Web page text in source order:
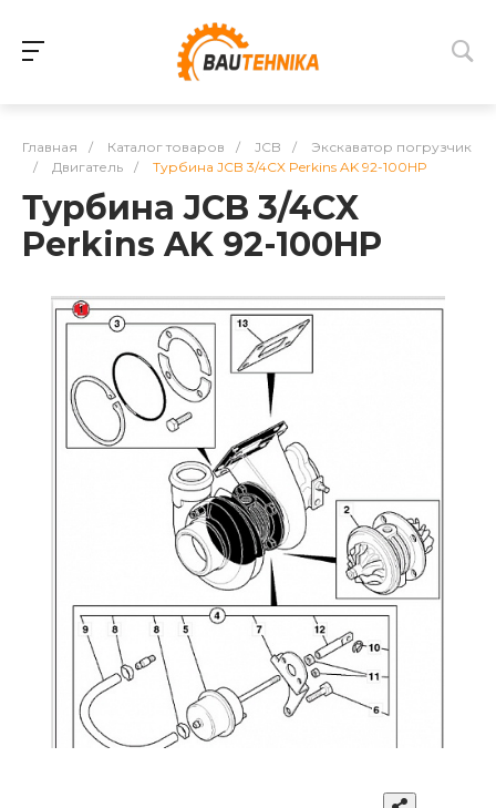
Главная / Каталог товаров / JCB /
Экскаватор погрузчик
/
Двигатель / Турбина JCB 3/4CX Perkins AK 92-100HP
Турбина JCB 3/4CX
Perkins AK 92-100HP